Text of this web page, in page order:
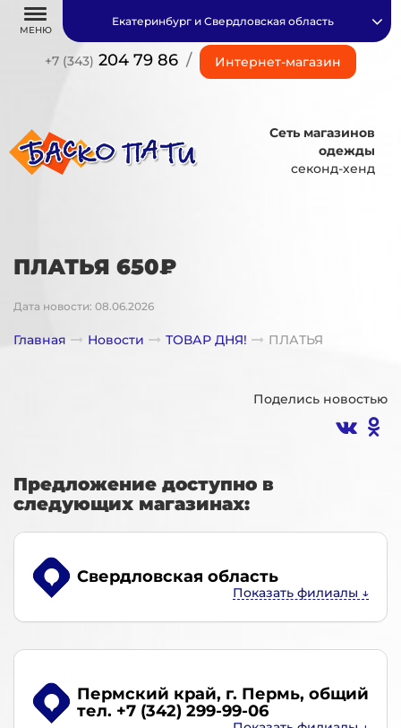
МЕНЮ
+7 (343) 204 79 86 / Интернет-магазин
Екатеринбург и Свердловская область
Сеть магазинов
одежды
секонд-хенд
ПЛАТЬЯ 650₽
Дата новости: 08.06.2026
Главная Новости ТОВАР ДНЯ! ПЛАТЬЯ
Поделись новостью
Предложение доступно в
следующих магазинах:
Свердловская область
Пермский край, г. Пермь, общий
тел. +7 (342) 299-99-06